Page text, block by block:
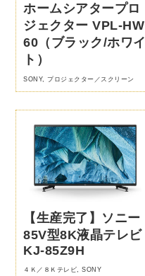
ホームシアタープロ
ジェクター VPL-HW
60（ブラック/ホワイ
ト）
SONY,プロジェクター／スクリーン
【生産完了】ソニー
85V型8K液晶テレビ
KJ-85Z9H
４Ｋ／８Ｋテレビ ,SONY